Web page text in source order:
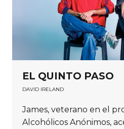
EL QUINTO PASO
DAVID IRELAND
James, veterano en el
Alcohólicos Anónimos,